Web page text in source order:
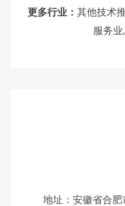
更多行业： 其他技术
服务
地址：安徽省合